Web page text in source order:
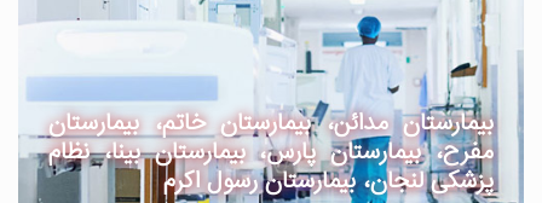
بیمارستان مدائن، بیمارستان خاتم، بیمارستان
مفرح، بیمارستان پارس، بیمارستان بینا، نظام
پزشکی لنجان، بیمارستان رسول اکرم